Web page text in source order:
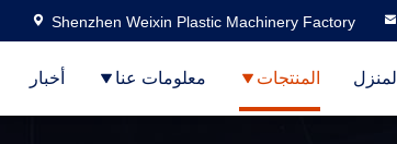
Shenzhen Weixin Plastic Machinery Factory
المنزل المنتجات معلومات عنا أخبار